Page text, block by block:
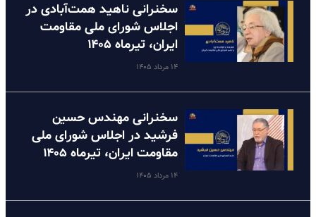
سخنرانی ناهید همت‌آبادی در
اجلاس شورای ملی مقاومت
ایران، تیرماه ۱۴۰۵
۱۴ مرداد ۱۴۰۵
سخنرانی مهندس حسین
فرشید در اجلاس شورای ملی
مقاومت ایران، تیرماه ۱۴۰۵
۱۴ مرداد ۱۴۰۵